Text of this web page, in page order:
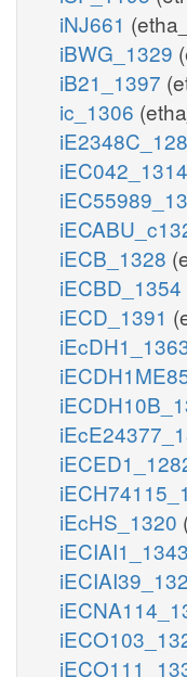
iNJ661
iBWG_1329
iB21_1397
ic_1306
iEC042_1314
iECB_1328
iECBD_1354
iECD_1391
iEcHS_1320
iECIAI1_1343